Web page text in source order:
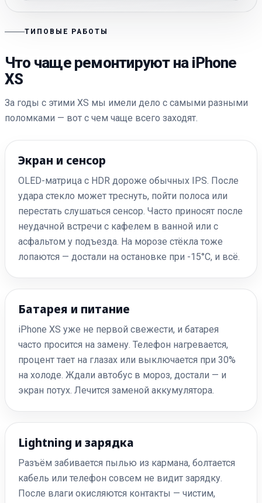
ТИПОВЫЕ РАБОТЫ
Что чаще ремонтируют на iPhone
XS
За годы с этими XS мы имели дело с самыми разными
поломками — вот с чем чаще всего заходят.
Экран и сенсор
OLED-матрица с HDR дороже обычных IPS. После
удара стекло может треснуть, пойти полоса или
перестать слушаться сенсор. Часто приносят после
неудачной встречи с кафелем в ванной или с
асфальтом у подъезда. На морозе стёкла тоже
лопаются — достали на остановке при -15°C, и всё.
Батарея и питание
iPhone XS уже не первой свежести, и батарея
часто просится на замену. Телефон нагревается,
процент тает на глазах или выключается при 30%
на холоде. Ждали автобус в мороз, достали — и
экран потух. Лечится заменой аккумулятора.
Lightning и зарядка
Разъём забивается пылью из кармана, болтается
кабель или телефон совсем не видит зарядку.
После влаги окисляются контакты — чистим,